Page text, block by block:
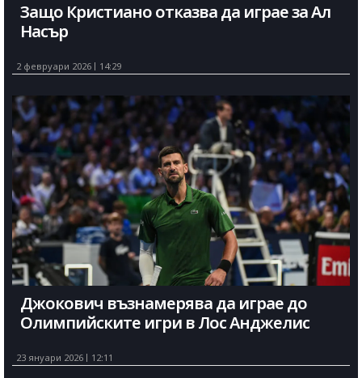
Защо Кристиано отказва да играе за Ал
Насър
2 февруари 2026 14:29
Джокович възнамерява да играе до
Олимпийските игри в Лос Анджелис
23 януари 2026 12:11